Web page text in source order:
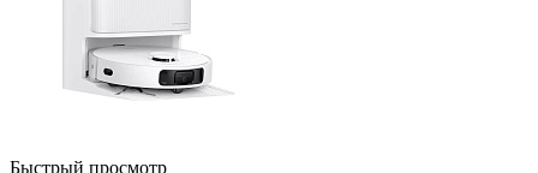
Быстрый просмотр